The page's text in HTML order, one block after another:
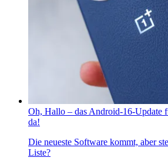
Oh, Hallo – das Android-16-Update
da!
Die neueste Software kommt, aber
Liste?